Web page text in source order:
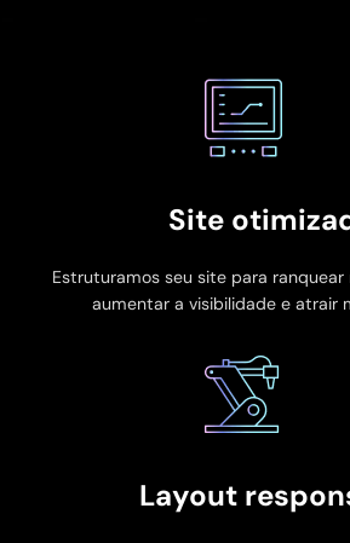
Site
Estruturamos seu site para ranquear
aumentar a visibilidade e atrair
Layout